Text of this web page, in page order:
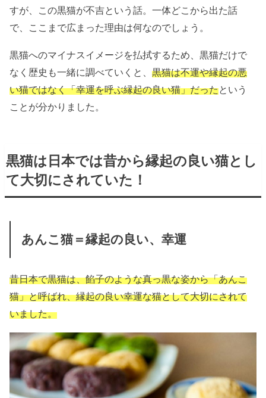
すが、この黒猫が不吉という話。一体どこから出た話
で、ここまで広まった理由は何なのでしょう。
黒猫へのマイナスイメージを払拭するため、黒猫だけで
なく歴史も一緒に調べていくと、黒猫は不運や縁起の悪
い猫ではなく「幸運を呼ぶ縁起の良い猫」だったという
ことが分かりました。
黒猫は日本では昔から縁起の良い猫とし
て大切にされていた！
あんこ猫＝縁起の良い、幸運
昔日本で黒猫は、餡子のような真っ黒な姿から「あんこ
猫」と呼ばれ、縁起の良い幸運な猫として大切にされて
いました。